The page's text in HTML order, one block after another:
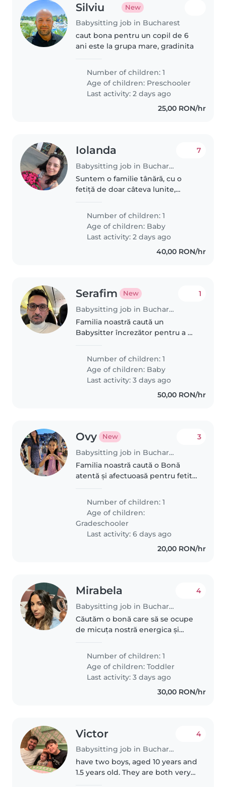
Silviu New
Babysitting job in Bucharest
caut bona pentru un copil de 6
ani este la grupa mare, gradinita
Number of children: 1
Age of children: Preschooler
Last activity: 2 days ago
25,00 RON/hr
Iolanda
Babysitting job in Bucharest
7
Suntem o familie tânără, cu o
fetiță de doar câteva lunite,
empatic căre sa ne ajute cu
bebelina noastră și alte treburi
casnice minore, de rutina.
Number of children: 1
Age of children: Baby
Last activity: 2 days ago
40,00 RON/hr
Serafim New
Babysitting job in Bucharest
1
Familia noastră caută un
Babysitter încrezător pentru a ne
nostru este curios, prietenos și
calm, deci căutăm pe cineva
calm și plin de bunătate. Dacă..
Number of children: 1
Age of children: Baby
Last activity: 3 days ago
50,00 RON/hr
Ovy New
Babysitting job in Bucharest
3
Familia noastră caută o Bonă
atentă și afectuoasă pentru fetita
care să o susțină la teme și să se
adapteze energiei sale pozitive.
Locuim într-o casă..
Number of children: 1
Age of children:
Gradeschooler
Last activity: 6 days ago
20,00 RON/hr
Mirabela
Babysitting job in Bucharest
4
Căutăm o bonă care să se ocupe
de micuța nostră energica și
Number of children: 1
Age of children:Toddler
Last activity: 3 days ago
30,00 RON/hr
Victor
Babysitting job in Bucharest
4
have two boys, aged 10 years and
1.5 years old. They are both very